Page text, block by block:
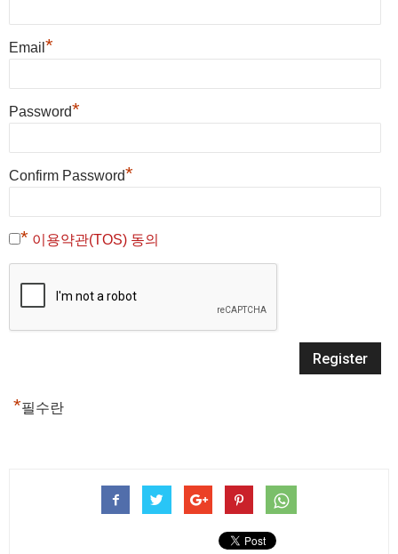
Email *
Password*
Confirm Password*
* 이용약관(TOS) 동의
*필수란